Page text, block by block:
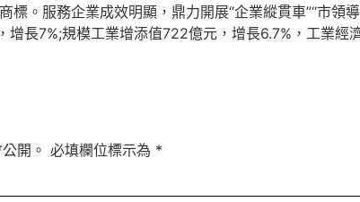
標。服務企業成效明顯，鼎力開展“企業縱貫車”“市領
長7%;規模工業增添值722億元，增長6.7%，工業經
開。 必填欄位標示為 *